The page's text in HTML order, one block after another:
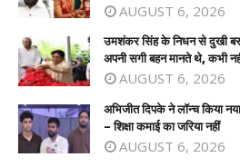
AUGUST 6, 2026
उमशंकर सिंह के निधन से दुखी
अपनी सगी बहन मानते थे, कभी
AUGUST 6, 2026
अभिजीत दिपके ने लॉन्च किया
– शिक्षा कमाई का जरिया नहीं
AUGUST 6, 2026